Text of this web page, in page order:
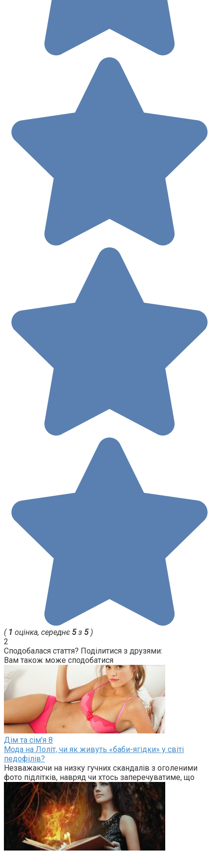
( 1 оцінка, середнє 5з 5)
2
Сподобалася стаття? Поділитися з друзями:
Вам також може сподобатися
Дім та сім'я 8
Мода на Лоліт, чи як живуть «баби-ягідки» у світі
педофілів?
Незважаючи на низку гучних скандалів з оголеними
фото підлітків, навряд чи хтось заперечуватиме, що